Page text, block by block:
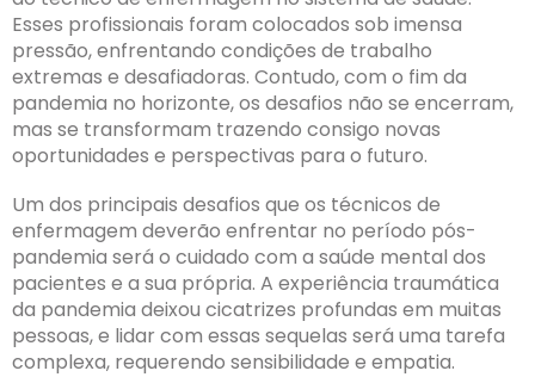
Esses profissionais foram colocados sob imensa
pressão, enfrentando condições de trabalho
extremas e desafiadoras. Contudo, com o fim da
pandemia no horizonte, os desafios não se encerram,
mas se transformam trazendo consigo novas
oportunidades e perspectivas para o futuro.
Um dos principais desafios que os técnicos de
enfermagem deverão enfrentar no período pós-
pandemia será o cuidado com a saúde mental dos
pacientes e a sua própria. A experiência traumática
da pandemia deixou cicatrizes profundas em muitas
pessoas, e lidar com essas sequelas será uma tarefa
complexa, requerendo sensibilidade e empatia.